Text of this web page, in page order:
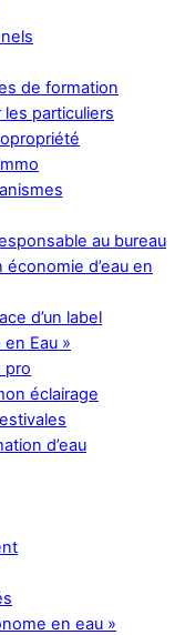
de formation
particuliers
au bureau
d’eau en
d’un label
Eau »
pro
éclairage
d’eau
en eau »